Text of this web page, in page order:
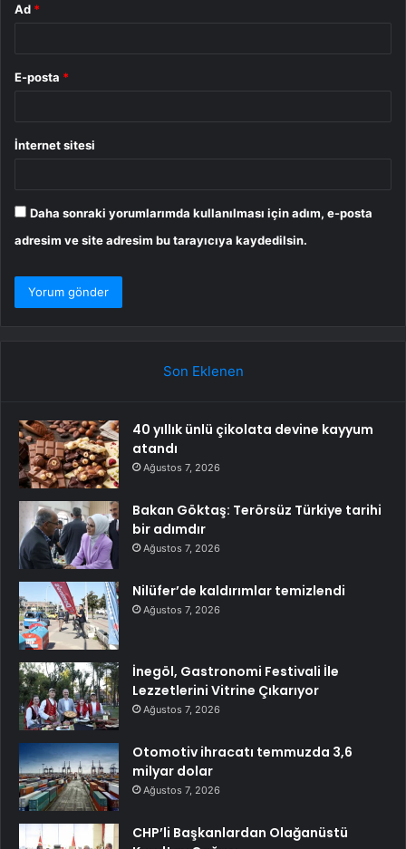
Ad *
E-posta *
İnternet sitesi
Daha sonraki yorumlarımda kullanılması için adım, e-posta
adresim ve site adresim bu tarayıcıya kaydedilsin.
Son Eklenen
40 yıllık ünlü çikolata devine kayyum
atandı
Ağustos 7, 2026
Bakan Göktaş: Terörsüz Türkiye tarihi
bir adımdır
Ağustos 7, 2026
Nilüfer’de kaldırımlar temizlendi
Ağustos 7, 2026
İnegöl, Gastronomi Festivali İle
Lezzetlerini Vitrine Çıkarıyor
Ağustos 7, 2026
Otomotiv ihracatı temmuzda 3,6
milyar dolar
Ağustos 7, 2026
CHP’li Başkanlardan Olağanüstü